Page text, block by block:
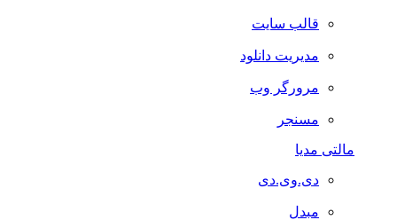
قالب سایت
مدیریت دانلود
مرورگر وب
مسنجر
مالتی مدیا
دی.وی.دی
مبدل